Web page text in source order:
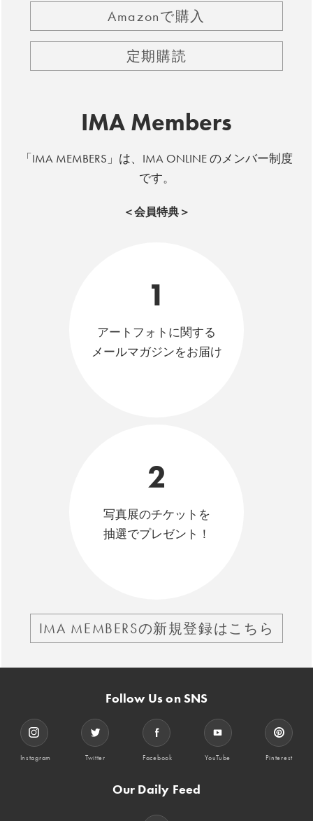
Amazonで購入
定期購読
IMA Members
「IMA MEMBERS」は、IMA ONLINE のメンバー制度
です。
＜会員特典＞
1
アートフォトに関する
メールマガジンをお届け
2
写真展のチケットを
抽選でプレゼント！
IMA MEMBERSの新規登録はこちら
Follow Us on SNS
Instagram Twitter Facebook YouTube Pinterest
Our Daily Feed